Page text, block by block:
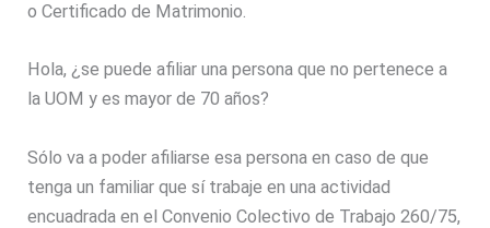
o Certificado de Matrimonio.
Hola, ¿se puede afiliar una persona que no pertenece a
la UOM y es mayor de 70 años?
Sólo va a poder afiliarse esa persona en caso de que
tenga un familiar que sí trabaje en una actividad
encuadrada en el Convenio Colectivo de Trabajo 260/75,